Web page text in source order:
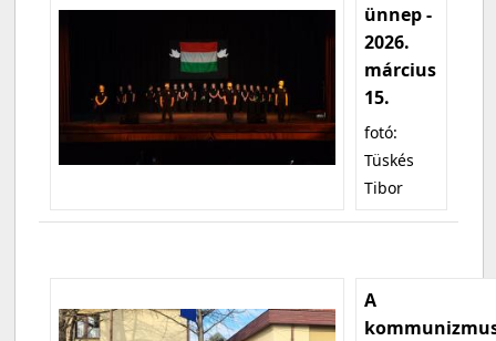
ünnep -
2026.
március
15.
fotó:
Tüskés
Tibor
A